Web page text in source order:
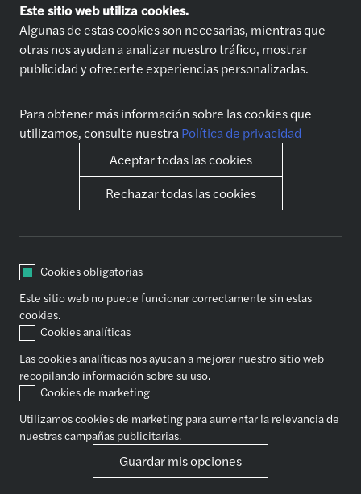
Ofertas de Empleo
Prepara tu entrevista
Solicitud espontánea
Sobre Nosotros
¿Por qué Forvis Mazars?
Movilidad Internacional
Tu onboarding
Conciliación de la vida personal
y profesional
El espíritu Forvis Mazars
Nuestro expertise
Legal y fiscal
Sociales
Política de privacidad
Este sitio web utiliza cookies.
Algunas de estas cookies son necesarias, mientras que
otras nos ayudan a analizar nuestro tráfico, mostrar
publicidad y ofrecerte experiencias personalizadas.
Para obtener más información sobre las cookies que
utilizamos, consulte nuestraPolítica de privacidad
Aceptar todas las cookies
Rechazar todas las cookies
Cookies obligatorias
Este sitio web no puede funcionar correctamente sin estas
cookies.
Cookies analíticas
Las cookies analíticas nos ayudan a mejorar nuestro sitio web
recopilando información sobre su uso.
Cookies de marketing
Utilizamos cookies de marketing para aumentar la relevancia de
nuestras campañas publicitarias.
Guardar mis opciones